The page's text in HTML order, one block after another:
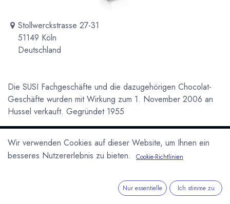
Stollwerckstrasse 27-31
51149 Köln
Deutschland
Die SUSI Fachgeschäfte und die dazugehörigen Chocolat-
Geschäfte wurden mit Wirkung zum 1. November 2006 an
Hussel verkauft. Gegründet 1955
Newsletter
Kostenlose News - 1 Mal pro Monat:
Datenschutzerklärung&
Wir verwenden Cookies auf dieser Website, um Ihnen ein
besseres Nutzererlebnis zu bieten.
Cookie-Richtlinien
Nur essentielle Ich stimme zu